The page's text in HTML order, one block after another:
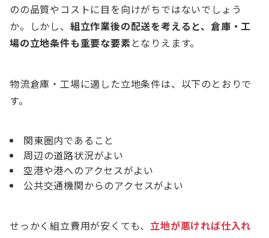
のの品質やコストに目を向けがちではないでしょう
か。しかし、 組立作業後の配送を考えると、倉庫・工
場の立地条件も重要な要素となりえます。
物流倉庫・工場に適した立地条件は、以下のとおりで
す。
関東圏内であること
周辺の道路状況がよい
空港や港へのアクセスがよい
公共交通機関からのアクセスがよい
せっかく組立費用が安くても、 立地が悪ければ仕入れ